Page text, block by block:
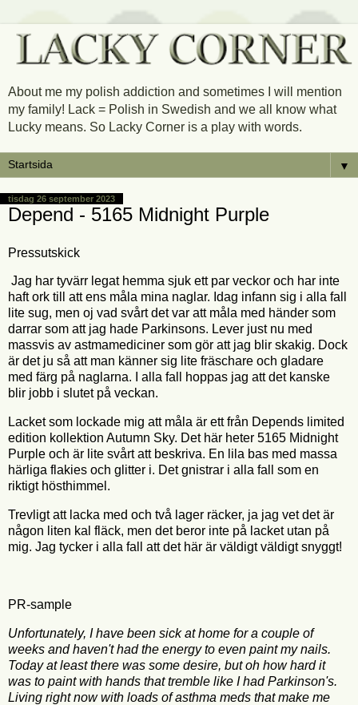
About me my polish addiction and sometimes I will mention
my family! Lack = Polish in Swedish and we all know what
Lucky means. So Lacky Corner is a play with words.
▼
tisdag 26 september 2023
Depend - 5165 Midnight Purple
Pressutskick
Jag har tyvärr legat hemma sjuk ett par veckor och har inte
haft ork till att ens måla mina naglar. Idag infann sig i alla fall
lite sug, men oj vad svårt det var att måla med händer som
darrar som att jag hade Parkinsons. Lever just nu med
massvis av astmamediciner som gör att jag blir skakig. Dock
är det ju så att man känner sig lite fräschare och gladare
med färg på naglarna. I alla fall hoppas jag att det kanske
blir jobb i slutet på veckan.
Lacket som lockade mig att måla är ett från Depends limited
edition kollektion Autumn Sky. Det här heter 5165 Midnight
Purple och är lite svårt att beskriva. En lila bas med massa
härliga flakies och glitter i. Det gnistrar i alla fall som en
riktigt hösthimmel.
Trevligt att lacka med och två lager räcker, ja jag vet det är
någon liten kal fläck, men det beror inte på lacket utan på
mig. Jag tycker i alla fall att det här är väldigt väldigt snyggt!
PR-sample
Unfortunately, I have been sick at home for a couple of
weeks and haven't had the energy to even paint my nails.
Today at least there was some desire, but oh how hard it
was to paint with hands that tremble like I had Parkinson's.
Living right now with loads of asthma meds that make me